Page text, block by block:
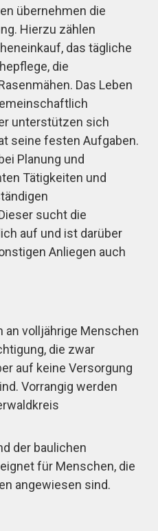
übernehmen die
Hierzu zählen
das tägliche
die
Das Leben
unterstützen sich
seine festen Aufgaben.
Planung und
Tätigkeiten und
sucht die
auf und ist darüber
Anliegen auch
an volljährige Menschen
die zwar
auf keine Versorgung
Vorrangig werden
der baulichen
für Menschen, die
angewiesen sind.